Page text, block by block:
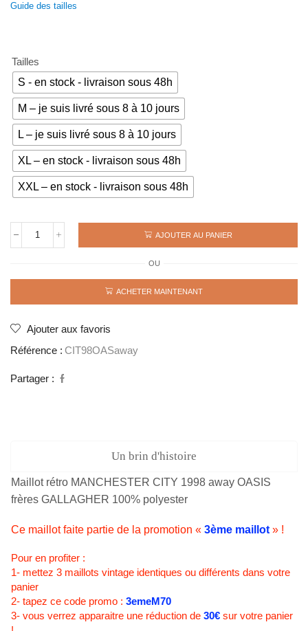
initialactuel
Guide des tailles
Tailles
S - en stock - livraison sous 48h
M – je suis livré sous 8 à 10 jours
L – je suis livré sous 8 à 10 jours
XL – en stock - livraison sous 48h
XXL – en stock - livraison sous 48h
quantité
rétro
away
frères
AJOUTER AU PANIER
OU
ACHETER MAINTENANT
Ajouter aux favoris
Référence : CIT98OASaway
Partager :
Un brin d'histoire
Maillot rétro MANCHESTER CITY 1998 away OASIS
frères GALLAGHER 100% polyester
Ce maillot faite partie de la promotion « 3ème maillot » !
Pour en profiter :
1- mettez 3 maillots vintage identiques ou différents dans votre
panier
2- tapez ce code promo : 3emeM70
3- vous verrez apparaitre une réduction de 30€ sur votre panier